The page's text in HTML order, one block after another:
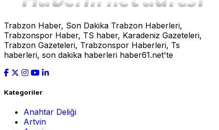
Trabzon Haber, Son Dakika Trabzon Haberleri,
Trabzonspor Haber, TS haber, Karadeniz Gazeteleri,
Trabzon Gazeteleri, Trabzonspor Haberleri, Ts
haberleri, son dakika haberleri haber61.net'te
Kategoriler
Anahtar Deliği
Artvin